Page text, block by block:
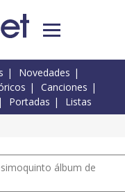
Novedades
Canciones
Portadas Listas
álbum de